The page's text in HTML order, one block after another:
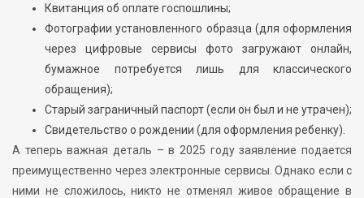
Квитанция об оплате госпошлины;
Фотографии установленного образца (для оформления
через цифровые сервисы фото загружают онлайн,
бумажное потребуется лишь для классического
обращения);
Старый заграничный паспорт (если он был и не утрачен);
Свидетельство о рождении (для оформления ребенку).
А теперь важная деталь – в 2025 году заявление подается
преимущественно через электронные сервисы. Однако если с
ними не сложилось, никто не отменял живое обращение в